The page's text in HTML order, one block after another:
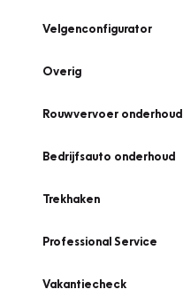
Velgenconfigurator
Overig
Rouwvervoer onderhoud
Bedrijfsauto onderhoud
Trekhaken
Professional Service
Vakantiecheck